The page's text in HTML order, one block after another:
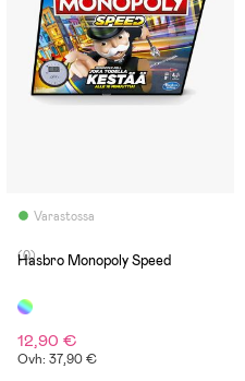
Varastossa
(0)
Hasbro Monopoly Speed
12,90 €
Ovh: 37,90 €